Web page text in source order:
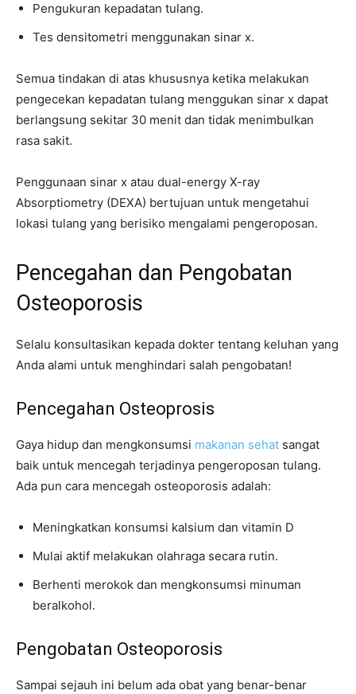
Pengukuran kepadatan tulang.
Tes densitometri menggunakan sinar x.
Semua tindakan di atas khususnya ketika melakukan
pengecekan kepadatan tulang menggukan sinar x dapat
berlangsung sekitar 30 menit dan tidak menimbulkan
rasa sakit.
Penggunaan sinar x atau dual-energy X-ray
Absorptiometry (DEXA) bertujuan untuk mengetahui
lokasi tulang yang berisiko mengalami pengeroposan.
Pencegahan dan Pengobatan
Osteoporosis
Selalu konsultasikan kepada dokter tentang keluhan yang
Anda alami untuk menghindari salah pengobatan!
Pencegahan Osteoprosis
Gaya hidup dan mengkonsumsi makanan sehat sangat
baik untuk mencegah terjadinya pengeroposan tulang.
Ada pun cara mencegah osteoporosis adalah:
Meningkatkan konsumsi kalsium dan vitamin D
Mulai aktif melakukan olahraga secara rutin.
Berhenti merokok dan mengkonsumsi minuman
beralkohol.
Pengobatan Osteoporosis
Sampai sejauh ini belum ada obat yang benar-benar